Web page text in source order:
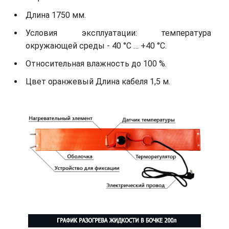
Длина 1750 мм.
Условия эксплуатации: температура
окружающей среды - 40 °С … +40 °С.
Относительная влажность до 100 %.
Цвет оранжевый Длина кабеля 1,5 м.